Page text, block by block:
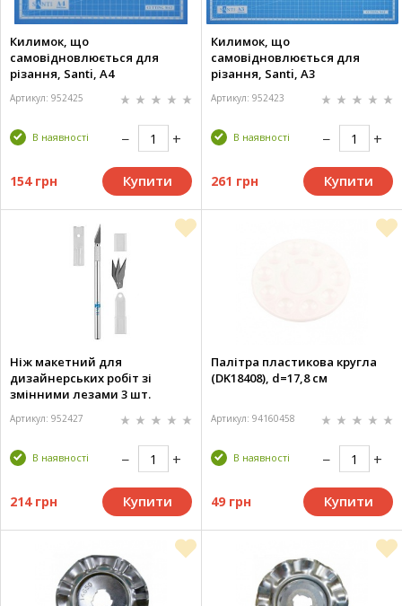
Килимок, що
самовідновлюється для
різання, Santi, А4
Артикул: 952425
В наявності
154 грн Купити
Килимок, що
самовідновлюється для
різання, Santi, А3
Артикул: 952423
В наявності
261 грн Купити
Ніж макетний для
дизайнерських робіт зі
змінними лезами 3 шт.
Артикул: 952427
В наявності
214 грн Купити
Палітра пластикова кругла
(DK18408), d=17,8 см
Артикул: 94160458
В наявності
49 грн Купити